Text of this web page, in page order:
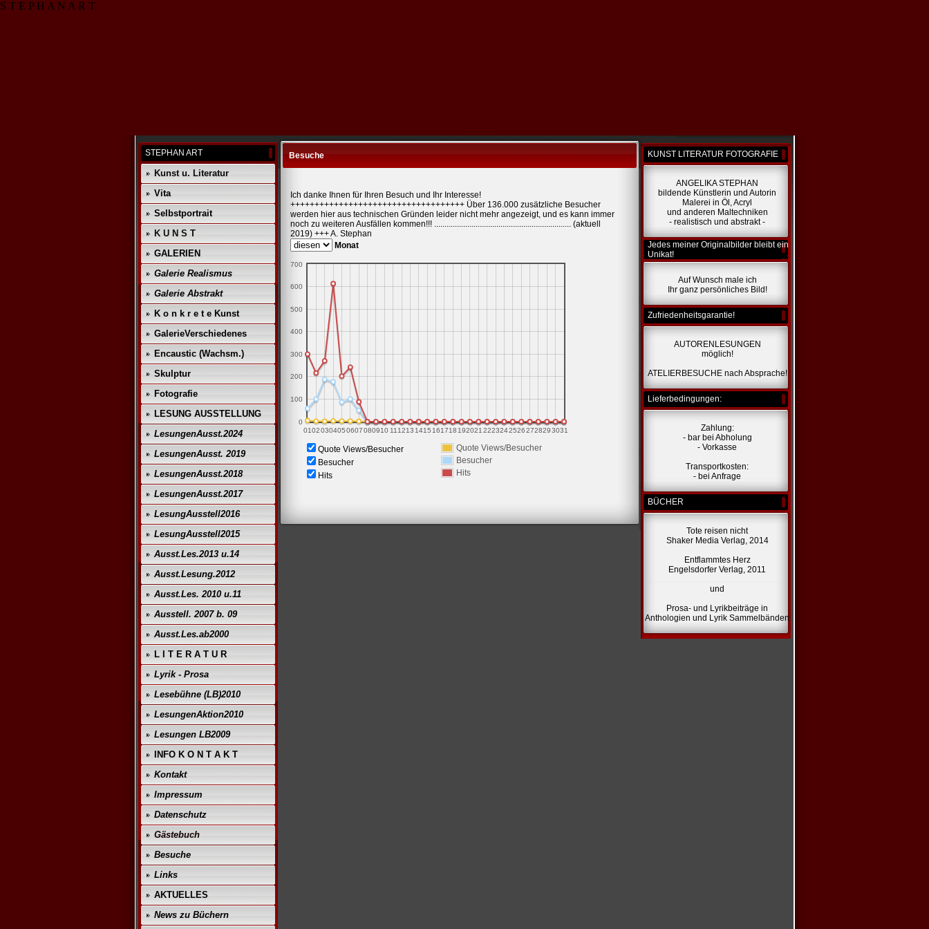
S T E P H A N A R T
STEPHAN ART
Kunst u. Literatur
Vita
Selbstportrait
K U N S T
GALERIEN
Galerie Realismus
Galerie Abstrakt
K o n k r e t e Kunst
GalerieVerschiedenes
Encaustic (Wachsm.)
Skulptur
Fotografie
LESUNG AUSSTELLUNG
LesungenAusst.2024
LesungenAusst. 2019
LesungenAusst.2018
LesungenAusst.2017
LesungAusstell2016
LesungAusstell2015
Ausst.Les.2013 u.14
Ausst.Lesung.2012
Ausst.Les. 2010 u.11
Ausstell. 2007 b. 09
Ausst.Les.ab2000
L I T E R A T U R
Lyrik - Prosa
Lesebühne (LB)2010
LesungenAktion2010
Lesungen LB2009
INFO K O N T A K T
Kontakt
Impressum
Datenschutz
Gästebuch
Besuche
Links
AKTUELLES
News zu Büchern
Besuche
Ich danke Ihnen für Ihren Besuch und Ihr Interesse!
++++++++++++++++++++++++++++++++++++ Über 136.000 zusätzliche Besucher
werden hier aus technischen Gründen leider nicht mehr angezeigt, und es kann immer
noch zu weiteren Ausfällen kommen!!! .................................................................. (aktuell
2019) +++ A. Stephan
Monat
01020304050607080910 11 1213 1415 161718 192021 22232425262728293031
0
100
200
300
400
500
600
700
Quote Views/Besucher
Besucher
Hits
Quote Views/Besucher
Besucher
Hits
KUNST LITERATUR FOTOGRAFIE
ANGELIKA STEPHAN
bildende Künstlerin und Autorin
Malerei in Öl, Acryl
und anderen Maltechniken
- realistisch und abstrakt -
Jedes meiner Originalbilder bleibt ein
Unikat!
Auf Wunsch male ich
Ihr ganz persönliches Bild!
Zufriedenheitsgarantie!
AUTORENLESUNGEN
möglich!
ATELIERBESUCHE nach Absprache!
Lieferbedingungen:
Zahlung:
- bar bei Abholung
- Vorkasse
Transportkosten:
- bei Anfrage
BÜCHER
Tote reisen nicht
Shaker Media Verlag, 2014
Entflammtes Herz
Engelsdorfer Verlag, 2011
und
Prosa- und Lyrikbeiträge in
Anthologien und Lyrik Sammelbänden